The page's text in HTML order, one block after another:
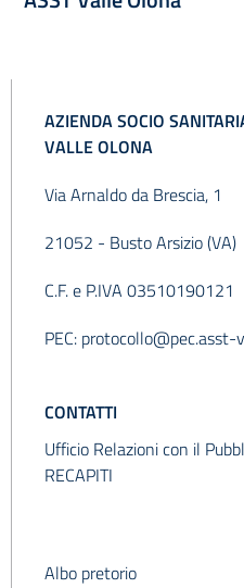
AZIENDA SOCIO
VALLE OLONA
Via Arnaldo da Brescia, 1
21052 - Busto Arsizio (VA)
C.F. e P.IVA 03510190121
PEC: protocollo@pec.asst-
CONTATTI
Ufficio Relazioni con il
RECAPITI
Albo pretorio